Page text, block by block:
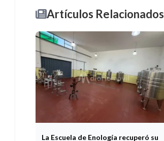
Artículos Relacionados
La Escuela de Enología recuperó su